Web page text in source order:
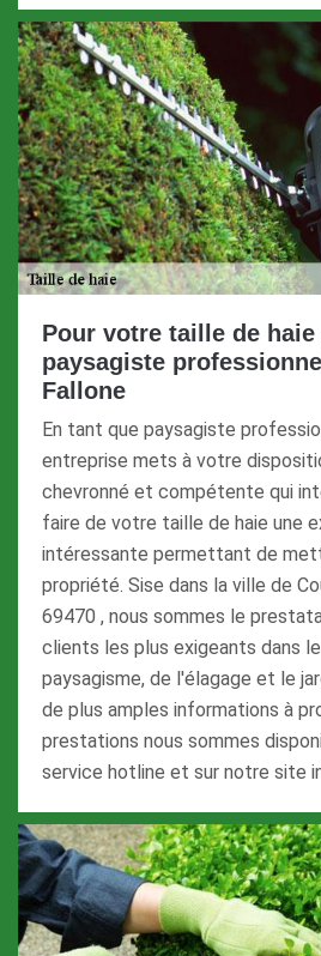
Pour votre taille de
paysagiste
Fallone
En tant que paysagiste
entreprise mets à votre
chevronné et compétente qui
faire de votre taille de haie une
intéressante permettant de
propriété. Sise dans la ville de
69470 , nous sommes le
clients les plus exigeants dans
paysagisme, de l'élagage et le
de plus amples informations à
prestations nous sommes
service hotline et sur notre site